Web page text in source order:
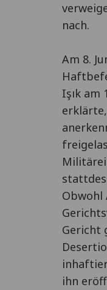
nach.
Am 8.
Işık am
Obwohl
Gericht
ihn